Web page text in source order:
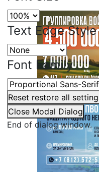
Text Edge Style
Font Family
Reset restore all
Close Modal Dialog
End of dialog window.